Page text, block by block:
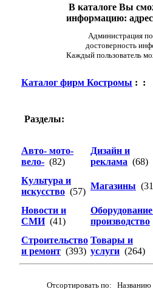
В каталоге Вы
информацию:
Администрация
достоверность
Каждый пользователь
Каталог фирм Костромы : :
Разделы:
Авто- мото-
вело- (82)
Дизайн и
реклама (68)
Культура и
искусство (57)
Магазины
Новости и
СМИ(41)
производство
Строительство
и ремонт (393)
Товары и
услуги (264)
Отсортировать по: Названию